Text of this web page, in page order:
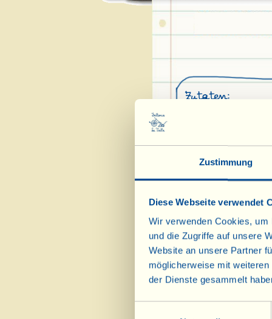
Zustimmung
Diese Webseite verwendet
Wir verwenden Cookies,
und die Zugriffe auf unsere
Website an unsere Partner
möglicherweise mit
der Dienste gesammelt
Zutaten:
30 g hartgekochtes
30 g entsteinte
15 g
1 Knoblauchzehe
1 scharfe
½ EL Pfeffer
Salz